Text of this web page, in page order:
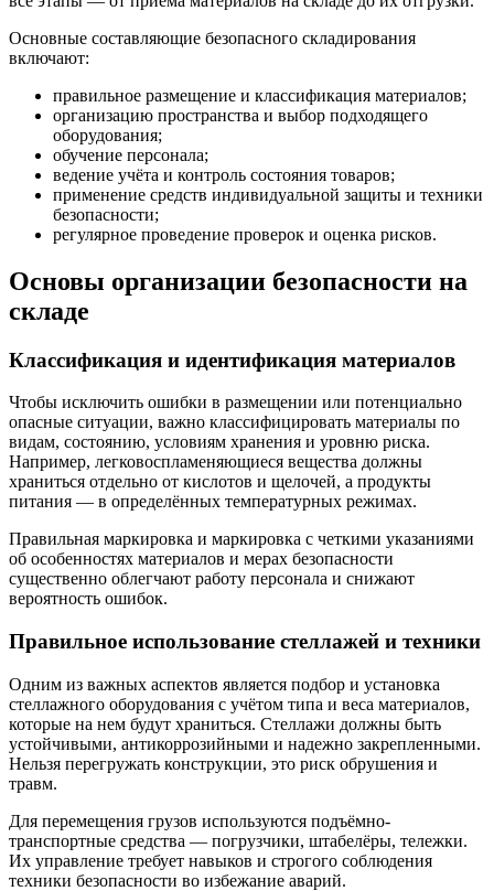
Основные составляющие безопасного складирования
включают:
правильное размещение и классификация материалов;
организацию пространства и выбор подходящего
оборудования;
обучение персонала;
ведение учёта и контроль состояния товаров;
применение средств индивидуальной защиты и техники
безопасности;
регулярное проведение проверок и оценка рисков.
Основы организации безопасности на
складе
Классификация и идентификация материалов
Чтобы исключить ошибки в размещении или потенциально
опасные ситуации, важно классифицировать материалы по
видам, состоянию, условиям хранения и уровню риска.
Например, легковоспламеняющиеся вещества должны
храниться отдельно от кислотов и щелочей, а продукты
питания — в определённых температурных режимах.
Правильная маркировка и маркировка с четкими указаниями
об особенностях материалов и мерах безопасности
существенно облегчают работу персонала и снижают
вероятность ошибок.
Правильное использование стеллажей и техники
Одним из важных аспектов является подбор и установка
стеллажного оборудования с учётом типа и веса материалов,
которые на нем будут храниться. Стеллажи должны быть
устойчивыми, антикоррозийными и надежно закрепленными.
Нельзя перегружать конструкции, это риск обрушения и
травм.
Для перемещения грузов используются подъёмно-
транспортные средства — погрузчики, штабелёры, тележки.
Их управление требует навыков и строгого соблюдения
техники безопасности во избежание аварий.